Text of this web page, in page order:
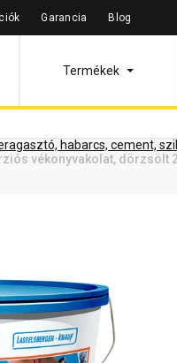
Garancia Blog
Termékek
habarcs, cement,
vékonyvakolat, dörzsölt
leírás